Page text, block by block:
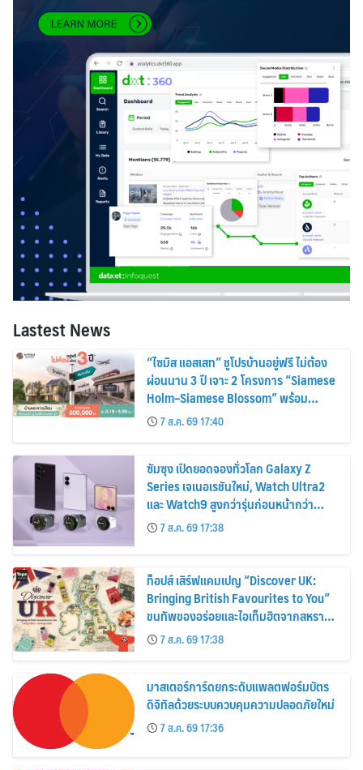
Lastest News
“ไซมิส แอสเสท” ชูโปรบ้านอยู่ฟรี ไม่ต้อง
ผ่อนนาน 3 ปี เจาะ 2 โครงการ “Siamese
Holm–Siamese Blossom” พร้อม
ส่วนลดและสิทธิพิเศษถึง 31 สิงหาคม
2569
7 ส.ค. 69 17:40
ซัมซุง เปิดยอดจองทั่วโลก Galaxy Z
Series เจเนอเรชันใหม่, Watch Ultra2
และ Watch9 สูงกว่ารุ่นก่อนหน้ากว่า
30%7 ส.ค. 69 17:38
ท็อปส์ เสิร์ฟแคมเปญ “Discover UK:
Bringing British Favourites to You”
ขนทัพของอร่อยและไอเท็มฮิตจากสหราช
อาณาจักร ส่งตรงถึงมือตั้งแต่วันนี้ – 18
สิงหาคมนี้
7 ส.ค. 69 17:38
มาสเตอร์การ์ดยกระดับแพลตฟอร์มบัตร
ดิจิทัลด้วยระบบควบคุมความปลอดภัยใหม่
7 ส.ค. 69 17:36